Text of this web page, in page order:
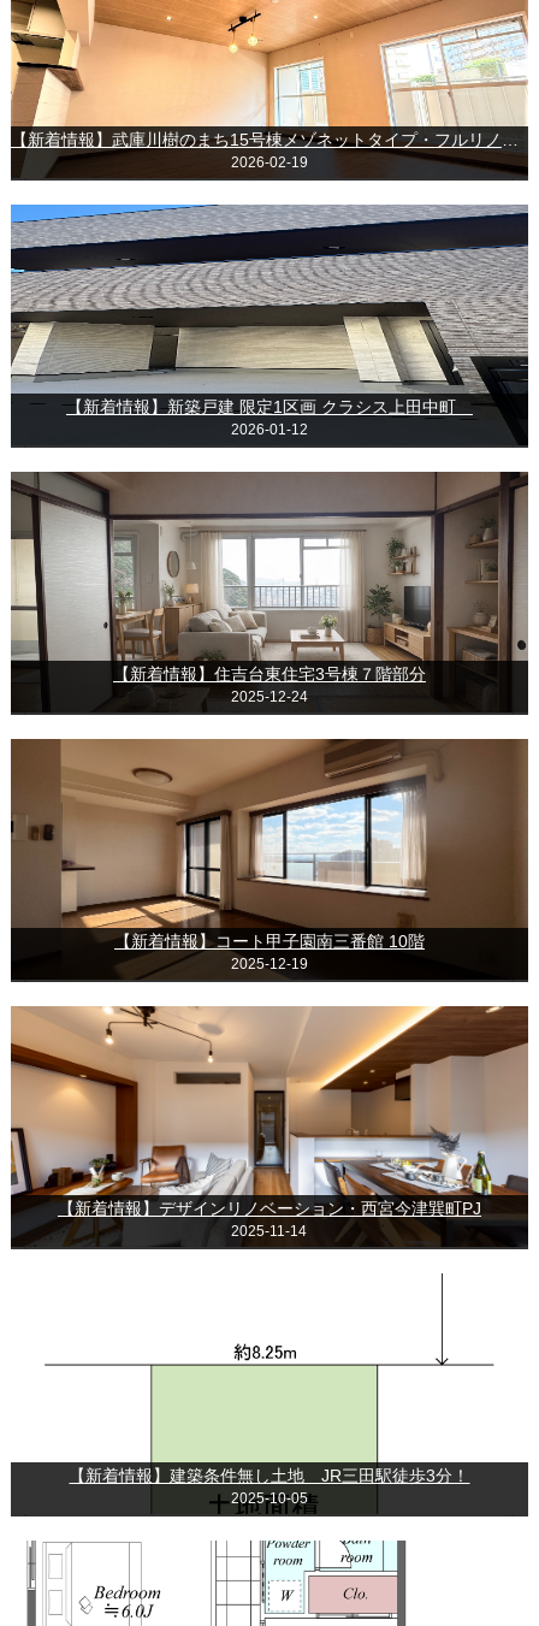
2026-02-19
【新着情報】新築戸建 限定1区画 クラシス上田中町
2026-01-12
【新着情報】住吉台東住宅3号棟７階部分
2025-12-24
【新着情報】コート甲子園南三番館 10階
2025-12-19
【新着情報】デザインリノベーション・西宮今津巽町PJ
2025-11-14
【新着情報】建築条件無し土地 JR三田駅徒歩3分！
2025-10-05